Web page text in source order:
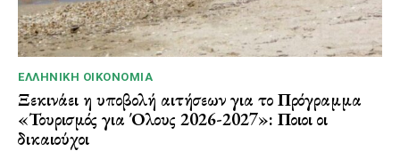
ΕΛΛΗΝΙΚΉ ΟΙΚΟΝΟΜΊΑ
Ξεκινάει η υποβολή αιτήσεων για το Πρόγραμμα
«Τουρισμός για Όλους 2026-2027»: Ποιοι οι
δικαιούχοι